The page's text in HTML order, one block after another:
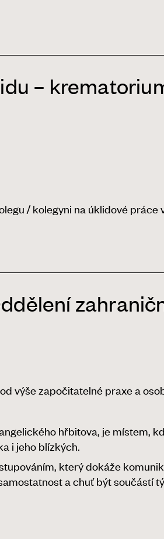
–
/ kolegyni na úklidové práce
výše započitatelné praxe a
hřbitova, je místem,
i jeho blízkých.
který dokáže
a chuť být součástí